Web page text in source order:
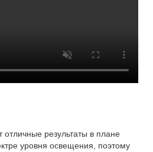
отличные результаты в плане
уровня освещения, поэтому